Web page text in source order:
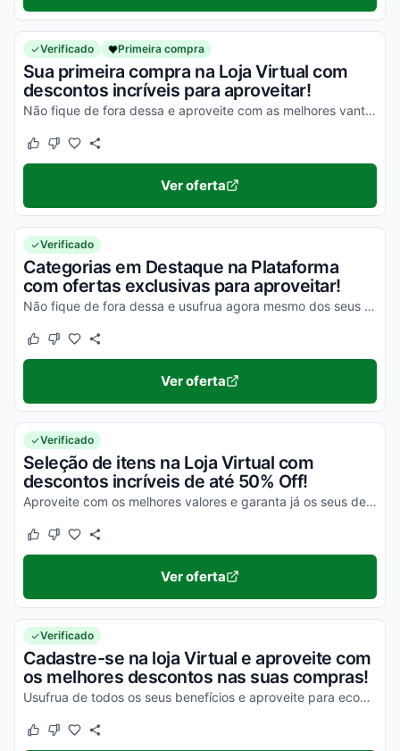
Verificado Primeira compra
Sua primeira compra na Loja Virtual com
descontos incríveis para aproveitar!
Não fique de fora dessa e aproveite com as melhores vantagens possíveis!
Este cupom funcionou
Este cupom não funcionou
Ver oferta
Verificado
Categorias em Destaque na Plataforma
com ofertas exclusivas para aproveitar!
Não fique de fora dessa e usufrua agora mesmo dos seus descontos!
Este cupom funcionou
Este cupom não funcionou
Ver oferta
Verificado
Seleção de itens na Loja Virtual com
descontos incríveis de até 50% Off!
Aproveite com os melhores valores e garanta já os seus descontos!
Este cupom funcionou
Este cupom não funcionou
Ver oferta
Verificado
Cadastre-se na loja Virtual e aproveite com
os melhores descontos nas suas compras!
Usufrua de todos os seus benefícios e aproveite para economizar com facilidade!
Este cupom funcionou
Este cupom não funcionou